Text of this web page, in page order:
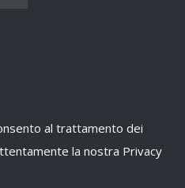
al trattamento dei
la nostra Privacy